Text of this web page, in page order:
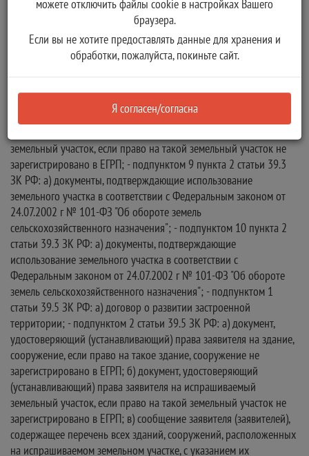
можете отключить файлы cookie в настройках Вашего
браузера.
Если вы не хотите предоставлять данные для хранения и
обработки, пожалуйста, покиньте сайт.
Я согласен/согласна